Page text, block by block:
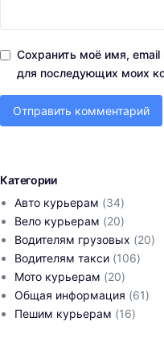
Сохранить моё имя, email
для последующих моих
Категории
Авто курьерам (34)
Вело курьерам (20)
Водителям грузовых (20)
Водителям такси (106)
Мото курьерам (20)
Общая информация (61)
Пешим курьерам (16)